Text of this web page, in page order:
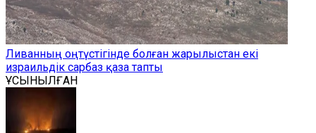
Ливанның оңтүстігінде болған жарылыстан екі
израильдік сарбаз қаза тапты
ҰСЫНЫЛҒАН